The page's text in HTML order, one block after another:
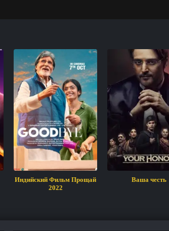
Индийский Фильм Прощай
2022
Ваша честь